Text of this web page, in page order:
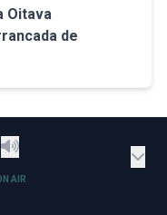
Oitava
de
AIR